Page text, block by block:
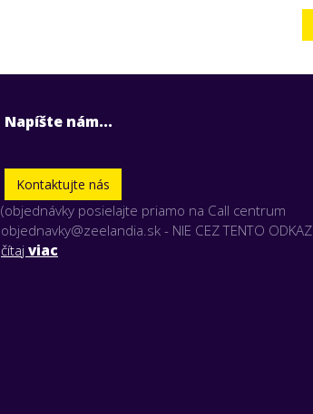
Napíšte nám...
Kontaktujte nás
(objednávky posielajte priamo na Call centrum
objednavky@zeelandia.sk - NIE CEZ TENTO ODKAZ
čítaj viac